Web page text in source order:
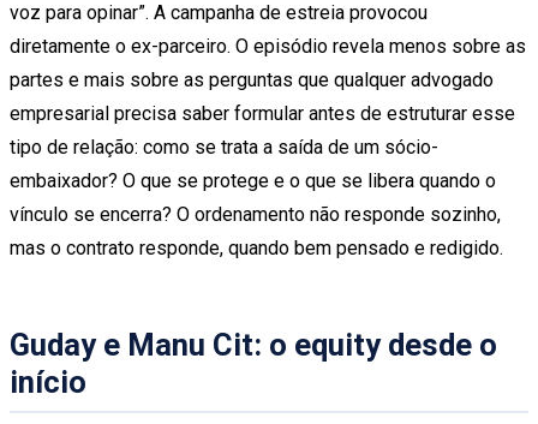
voz para opinar”. A campanha de estreia provocou
diretamente o ex-parceiro. O episódio revela menos sobre as
partes e mais sobre as perguntas que qualquer advogado
empresarial precisa saber formular antes de estruturar esse
tipo de relação: como se trata a saída de um sócio-
embaixador? O que se protege e o que se libera quando o
vínculo se encerra? O ordenamento não responde sozinho,
mas o contrato responde, quando bem pensado e redigido.
Guday e Manu Cit: o equity desde o
início